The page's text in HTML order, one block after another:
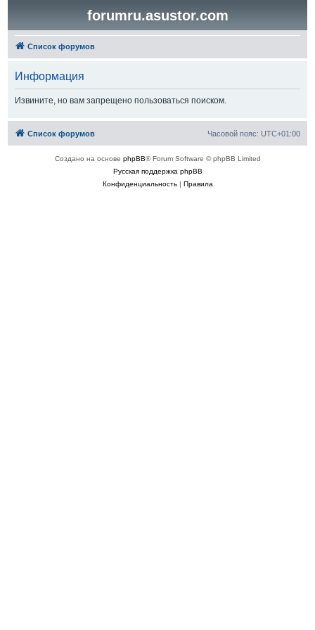
forumru.asustor.com
Список форумов
Информация
Извините, но вам запрещено пользоваться поиском.
Список форумов Часовой пояс: UTC+01:00
Создано на основе phpBB® Forum Software © phpBB Limited
Русская поддержка phpBB
Конфиденциальность| Правила